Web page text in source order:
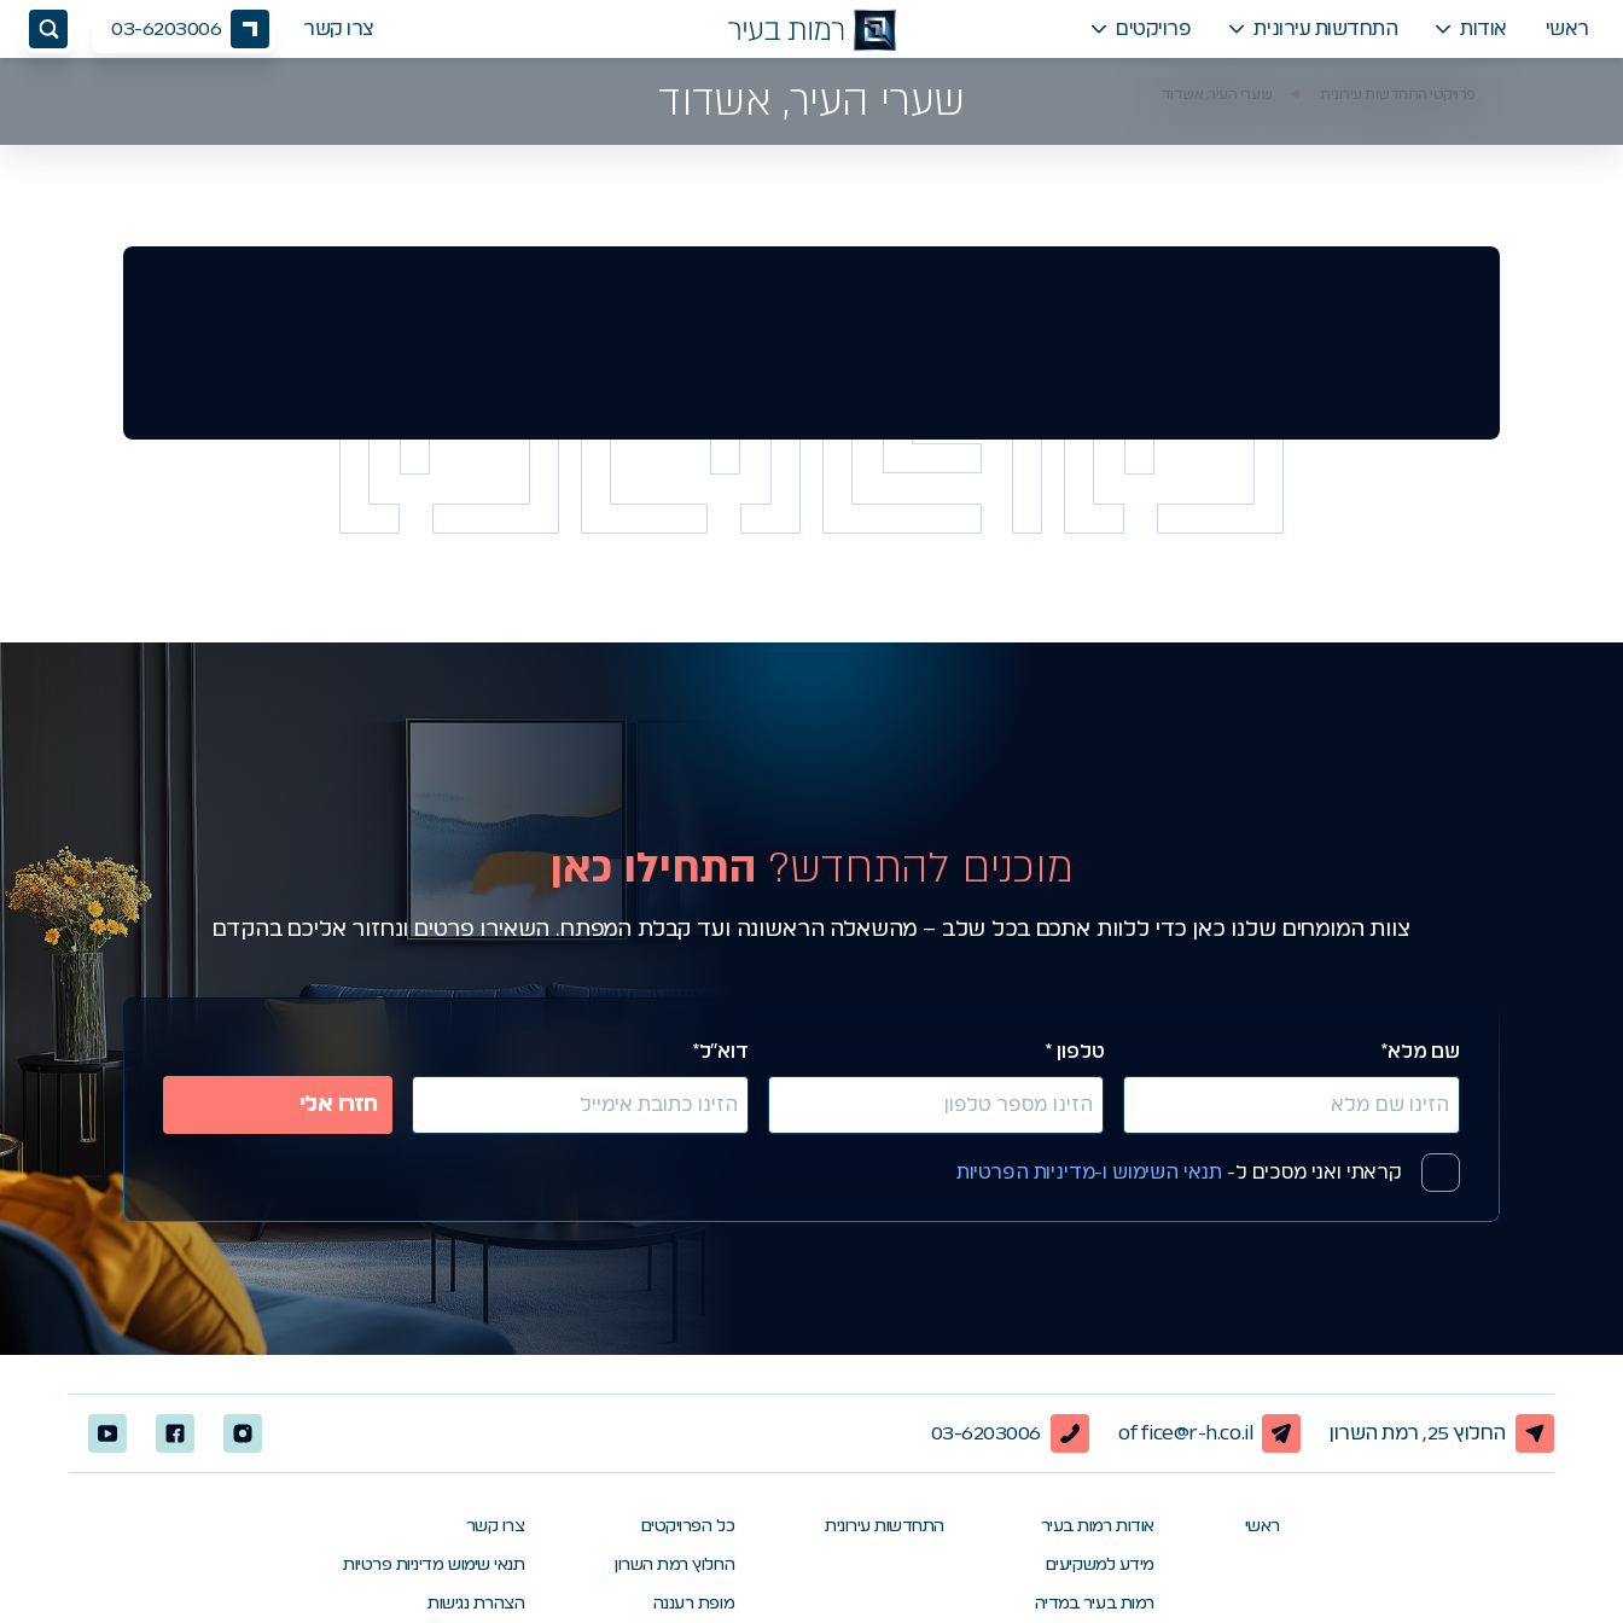
ראשי אודות התחדשות עירונית פרויקטים צרו קשר 03-6203006
שערי העיר, אשדוד פרויקטי התחדשות עירונית שערי העיר, אשדוד
מוכנים להתחדש? התחילו כאן
צוות המומחים שלנו כאן כדי ללוות אתכם בכל שלב – מהשאלה הראשונה ועד קבלת המפתח. השאירו פרטים ונחזור אליכם בהקדם
שם מלא* טלפון * דוא״ל*
קראתי ואני מסכים ל- תנאי השימוש ו-מדיניות הפרטיות
החלוץ 25, רמת השרון office@r-h.co.il
03-6203006
ראשי אודות רמות בעיר
מידע למשקיעים
רמות בעיר במדיה
התחדשות עירונית כל הפרויקטים
החלוץ רמת השרון
מופת רעננה
צרו קשר
תנאי שימוש מדיניות פרטיות
הצהרת נגישות